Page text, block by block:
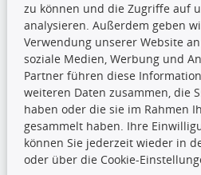
Top Produkte
Beleuchtung
Bremsbeläge
Bremsscheiben
Kupplungssatz
Querlenker
Radlager
Stoßdämpfer
zu können und die Zugriffe auf
analysieren. Außerdem geben
Verwendung unserer Website
soziale Medien, Werbung und
Partner führen diese
weiteren Daten zusammen, die
haben oder die sie im Rahmen
gesammelt haben. Ihre
können Sie jederzeit wieder in
oder über die Cookie-